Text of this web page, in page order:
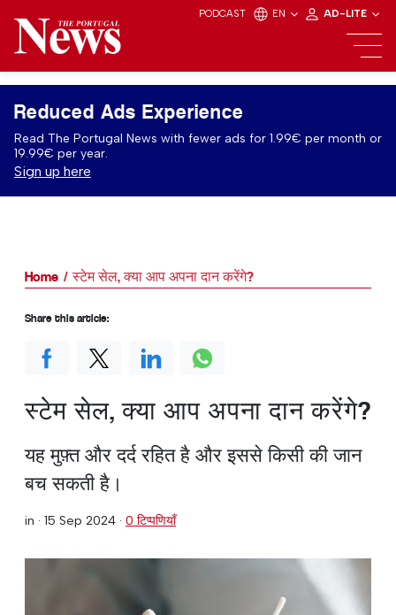
PODCAST EN AD-LITE
Reduced Ads Experience
Read The Portugal News with fewer ads for 1.99€ per month or
19.99€ per year.
Sign up here
Home स्टेम सेल, क्या आप अपना दान करेंगे?
स्टेम सेल, क्या आप अपना दान करेंगे?
यह मुफ़्त और दर्द रहित है और इससे किसी की जान
बच सकती है।
in · 15 Sep 2024 · 0 टिप्पणियाँ
Share this article: